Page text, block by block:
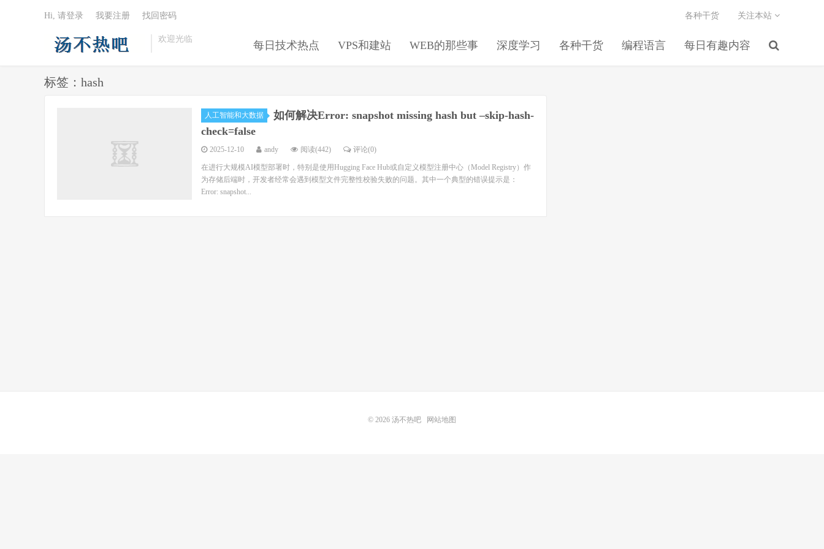
欢迎光临
每日技术热点 VPS和建站 WEB的那些事 深度学习 各种干货 编程语言 每日有趣内容
各种干货 关注本站
Hi, 请登录 我要注册 找回密码
标签：hash
人工智能和大数据
如何解决Error: snapshot missing hash but –skip-hash-
check=false
2025-12-10 andy 阅读(442) 评论(0)
在进行大规模AI模型部署时，特别是使用Hugging Face Hub或自定义模型注册中心（Model Registry）作
为存储后端时，开发者经常会遇到模型文件完整性校验失败的问题。其中一个典型的错误提示是：
Error: snapshot...
© 2026 汤不热吧 网站地图